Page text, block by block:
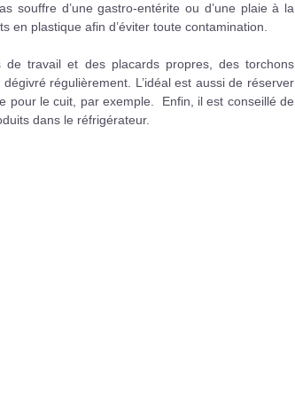
souffre d’une gastro-entérite ou d’une plaie à la
en plastique afin d’éviter toute contamination.
travail et des placards propres, des torchons
régulièrement. L’idéal est aussi de réserver
pour le cuit, par exemple. Enfin, il est conseillé de
dans le réfrigérateur.